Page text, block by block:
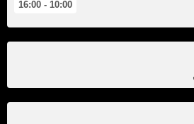
10:00 - 16:00